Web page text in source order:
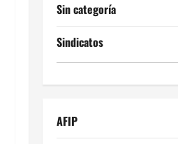
Sin categoría
Sindicatos
AFIP